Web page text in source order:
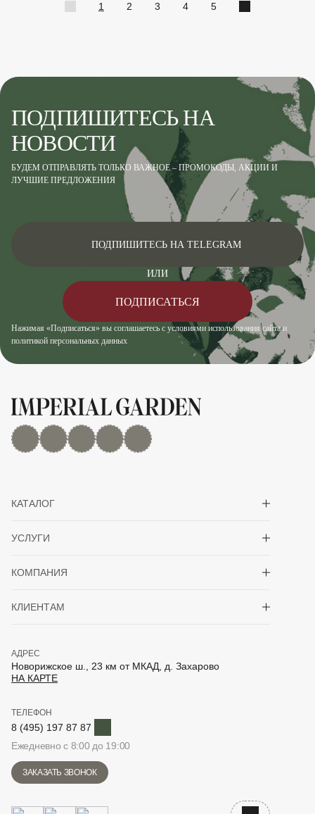
1 2 3 4 5
ПОДПИШИТЕСЬ НА
НОВОСТИ
БУДЕМ ОТПРАВЛЯТЬ ТОЛЬКО ВАЖНОЕ – ПРОМОКОДЫ, АКЦИИ И
ЛУЧШИЕ ПРЕДЛОЖЕНИЯ
Нажимая «Подписаться» вы соглашаетесь с условиями использования сайта и
политикой персональных данных
ПОДПИШИТЕСЬ НА TELEGRAM
ИЛИ
ПОДПИСАТЬСЯ
MAX Дзен YouTuberutubeTelegram
КАТАЛОГ
УСЛУГИ
КОМПАНИЯ
КЛИЕНТАМ
АДРЕС
Новорижское ш., 23 км от МКАД, д. Захарово
НА КАРТЕ
ТЕЛЕФОН
8 (495) 197 87 87
Ежедневно с 8:00 до 19:00
ЗАКАЗАТЬ ЗВОНОК